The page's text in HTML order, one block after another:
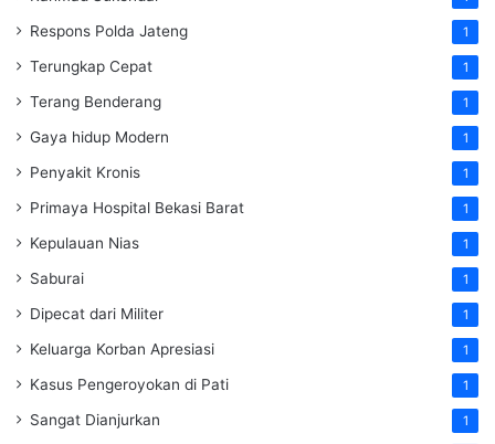
Respons Polda Jateng 1
Terungkap Cepat 1
Terang Benderang 1
Gaya hidup Modern 1
Penyakit Kronis 1
Primaya Hospital Bekasi Barat 1
Kepulauan Nias 1
Saburai 1
Dipecat dari Militer 1
Keluarga Korban Apresiasi 1
Kasus Pengeroyokan di Pati 1
Sangat Dianjurkan 1